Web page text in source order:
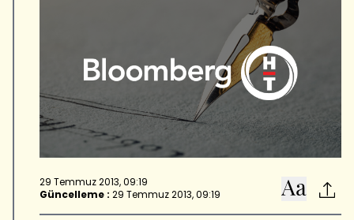
29 Temmuz 2013, 09:19
Güncelleme : 29 Temmuz 2013, 09:19